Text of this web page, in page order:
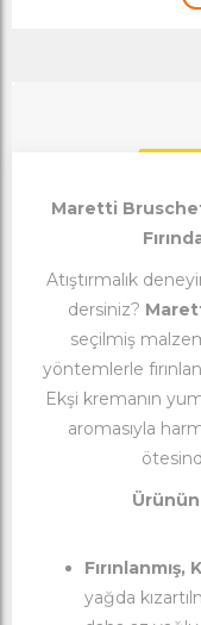
Maretti
Atıştırmalık
dersiniz?
seçilmiş
yöntemlerle
Ekşi kremanın
aromasıyla
Fırınlanmış,
yağda